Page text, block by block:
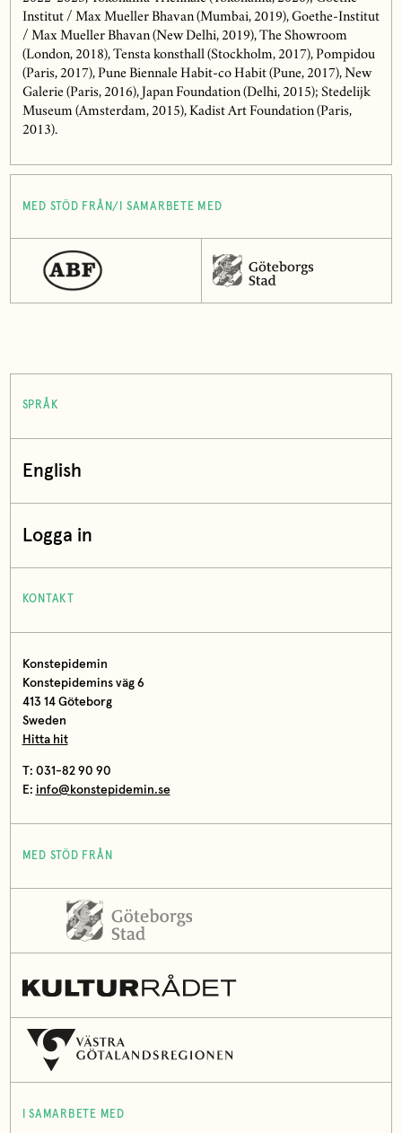
Institut / Max Mueller Bhavan (Mumbai, 2019), Goethe-Institut
/ Max Mueller Bhavan (New Delhi, 2019), The Showroom
(London, 2018), Tensta konsthall (Stockholm, 2017), Pompidou
(Paris, 2017), Pune Biennale Habit-co Habit (Pune, 2017), New
Galerie (Paris, 2016), Japan Foundation (Delhi, 2015); Stedelijk
Museum (Amsterdam, 2015), Kadist Art Foundation (Paris,
2013).
MED STÖD FRÅN/I SAMARBETE MED
SPRÅK
English
Logga in
KONTAKT
Konstepidemin
Konstepidemins väg 6
413 14 Göteborg
Sweden
Hitta hit
T: 031-82 90 90
E: info@konstepidemin.se
MED STÖD FRÅN
I SAMARBETE MED